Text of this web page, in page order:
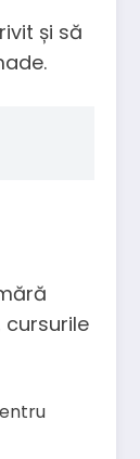
și să
cursurile